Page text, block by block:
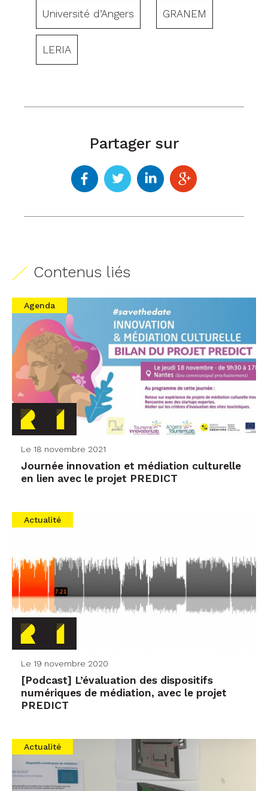
Université d’Angers GRANEM
LERIA
Partager sur
Contenus liés
Agenda
Le 18 novembre 2021
Journée innovation et médiation culturelle
en lien avec le projet PREDICT
Actualité
Le 19 novembre 2020
[Podcast] L’évaluation des dispositifs
numériques de médiation, avec le projet
PREDICT
Actualité